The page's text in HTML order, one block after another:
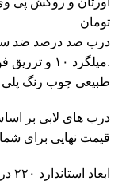
تومان
طبیعی چوب رنگ پلی اورتان
درب های لابی بر
قیمت نهایی برای
ابعاد استاندارد ۲۲۰ در۲۲۰